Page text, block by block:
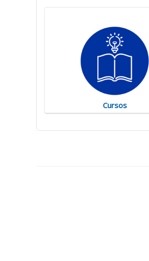
Cursos